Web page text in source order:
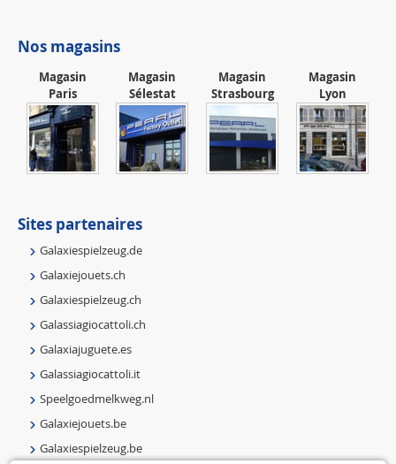
Nos magasins
Magasin
Paris
Magasin
Sélestat
Magasin
Strasbourg
Magasin
Lyon
Sites partenaires
Galaxiespielzeug.de
Galaxiejouets.ch
Galaxiespielzeug.ch
Galassiagiocattoli.ch
Galaxiajuguete.es
Galassiagiocattoli.it
Speelgoedmelkweg.nl
Galaxiejouets.be
Galaxiespielzeug.be